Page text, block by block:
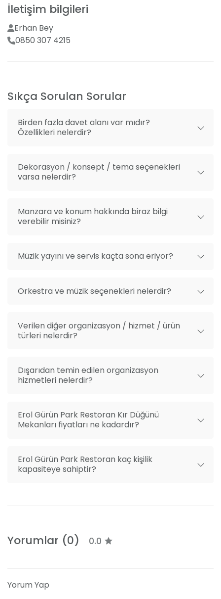
seçenekleri, beyaz masa örtüleri, ihtişamlı şamdanlar
ve canlı çiçeklerle davet alanınıza zarafet katıyoruz.
Deneyimli orkestralar ve sanatçılarla çalışarak,
eğlencenin hiç bitmediği bir gün vaat ediyoruz. Özel
Mekan dışı organizasyon getirme
İletişim bilgileri
Erhan Bey
0850 307 4215
Sıkça Sorulan Sorular
Birden fazla davet alanı var mıdır?
Özellikleri nelerdir?
Dekorasyon / konsept / tema seçenekleri
varsa nelerdir?
Manzara ve konum hakkında biraz bilgi
verebilir misiniz?
Müzik yayını ve servis kaçta sona eriyor?
Orkestra ve müzik seçenekleri nelerdir?
Verilen diğer organizasyon / hizmet / ürün
türleri nelerdir?
Dışarıdan temin edilen organizasyon
hizmetleri nelerdir?
Erol Gürün Park Restoran Kır Düğünü
Mekanları fiyatları ne kadardır?
Erol Gürün Park Restoran kaç kişilik
kapasiteye sahiptir?
Yorumlar (0) 0.0
Yorum Yap